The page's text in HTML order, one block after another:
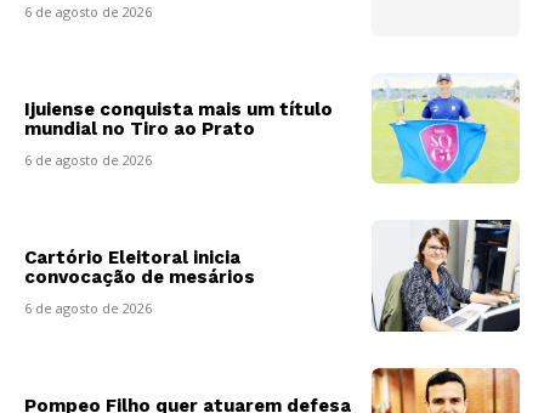
6 de agosto de 2026
Ijuiense conquista mais um título
mundial no Tiro ao Prato
6 de agosto de 2026
Cartório Eleitoral inicia
convocação de mesários
6 de agosto de 2026
Pompeo Filho quer atuarem defesa